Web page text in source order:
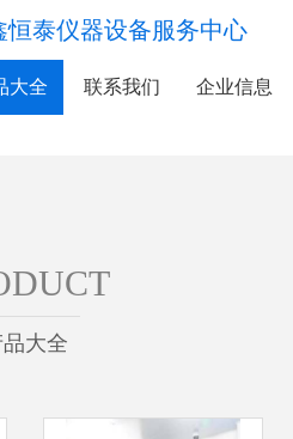
泰仪器设备服务中心
大全 联系我们 企业信息
品大全